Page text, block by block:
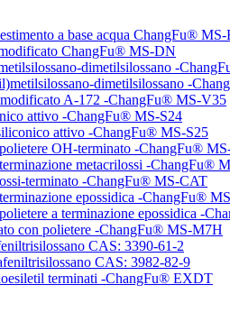
a base acqua ChangFu® MS-
ChangFu® MS-DN
dimetilsilossano -
dimetilsilossano -
A-172 -ChangFu® MS-V35
attivo -ChangFu® MS-S24
attivo -ChangFu® MS-S25
OH-terminato -ChangFu®
metacrilossi -ChangFu®
terminato -ChangFu® MS-CAT
epossidica -ChangFu®
a terminazione epossidica -
con polietere -ChangFu® MS-M7H
CAS: 3390-61-2
CAS: 3982-82-9
terminati -ChangFu® EXDT